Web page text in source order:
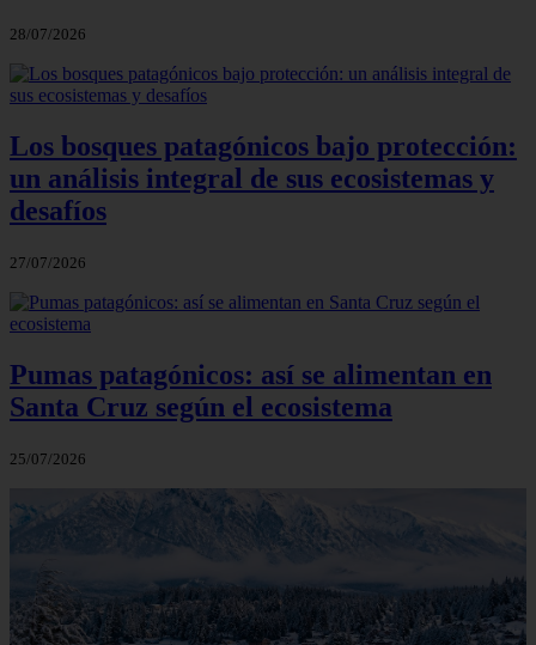
28/07/2026
Los bosques patagónicos bajo protección:
un análisis integral de sus ecosistemas y
desafíos
27/07/2026
Pumas patagónicos: así se alimentan en
Santa Cruz según el ecosistema
25/07/2026